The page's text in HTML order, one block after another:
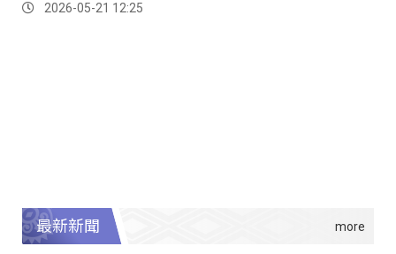
2026-05-21 12:25
最新新聞